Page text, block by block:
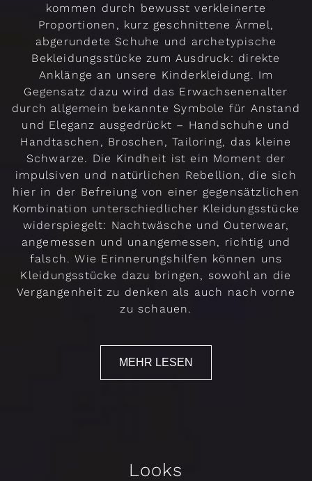
Rendez-vous
kommen durch bewusst verkleinerte
Proportionen, kurz geschnittene Ärmel,
abgerundete Schuhe und archetypische
Bekleidungsstücke zum Ausdruck: direkte
Anklänge an unsere Kinderkleidung. Im
Gegensatz dazu wird das Erwachsenenalter
durch allgemein bekannte Symbole für Anstand
und Eleganz ausgedrückt – Handschuhe und
Handtaschen, Broschen, Tailoring, das kleine
Schwarze. Die Kindheit ist ein Moment der
impulsiven und natürlichen Rebellion, die sich
hier in der Befreiung von einer gegensätzlichen
Kombination unterschiedlicher Kleidungsstücke
widerspiegelt: Nachtwäsche und Outerwear,
angemessen und unangemessen, richtig und
falsch. Wie Erinnerungshilfen können uns
Kleidungsstücke dazu bringen, sowohl an die
Vergangenheit zu denken als auch nach vorne
zu schauen.
MEHR LESEN
Looks